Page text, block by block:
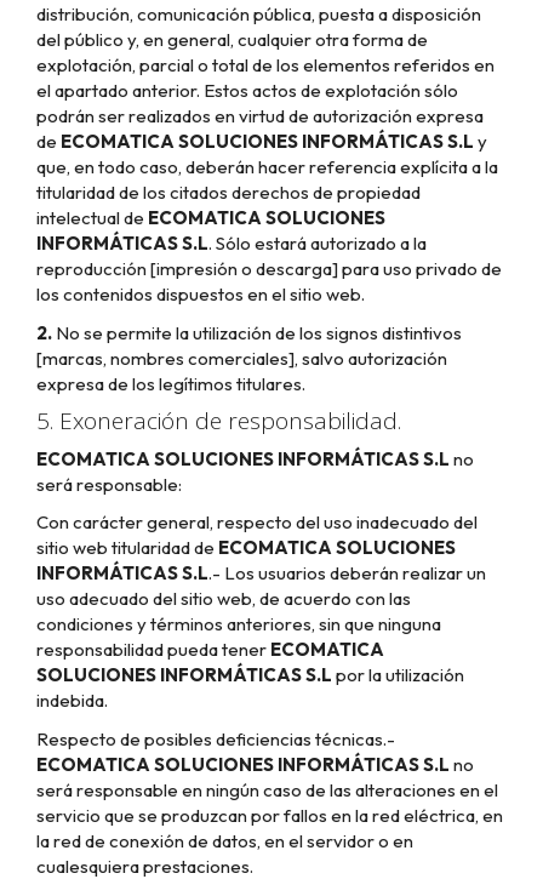
distribución, comunicación pública, puesta a disposición
del público y, en general, cualquier otra forma de
explotación, parcial o total de los elementos referidos en
el apartado anterior. Estos actos de explotación sólo
podrán ser realizados en virtud de autorización expresa
de ECOMATICA SOLUCIONES INFORMÁTICAS S.L y
que, en todo caso, deberán hacer referencia explícita a la
titularidad de los citados derechos de propiedad
intelectual de ECOMATICA SOLUCIONES
INFORMÁTICAS S.L. Sólo estará autorizado a la
reproducción [impresión o descarga] para uso privado de
los contenidos dispuestos en el sitio web.
2. No se permite la utilización de los signos distintivos
[marcas, nombres comerciales], salvo autorización
expresa de los legítimos titulares.
5. Exoneración de responsabilidad.
ECOMATICA SOLUCIONES INFORMÁTICAS S.L no
será responsable:
Con carácter general, respecto del uso inadecuado del
sitio web titularidad de ECOMATICA SOLUCIONES
INFORMÁTICAS S.L.- Los usuarios deberán realizar un
uso adecuado del sitio web, de acuerdo con las
condiciones y términos anteriores, sin que ninguna
responsabilidad pueda tener ECOMATICA
SOLUCIONES INFORMÁTICAS S.L por la utilización
indebida.
Respecto de posibles deficiencias técnicas.-
ECOMATICA SOLUCIONES INFORMÁTICAS S.L no
será responsable en ningún caso de las alteraciones en el
servicio que se produzcan por fallos en la red eléctrica, en
la red de conexión de datos, en el servidor o en
cualesquiera prestaciones.